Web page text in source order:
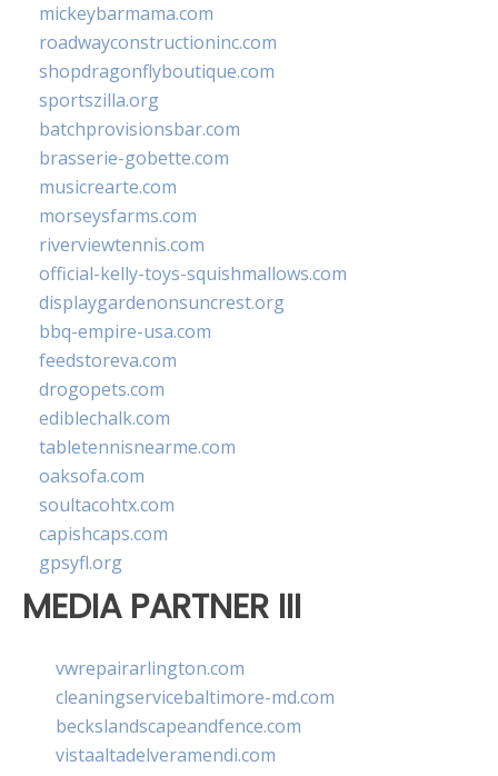
mickeybarmama.com
roadwayconstructioninc.com
shopdragonflyboutique.com
sportszilla.org
batchprovisionsbar.com
brasserie-gobette.com
musicrearte.com
morseysfarms.com
riverviewtennis.com
official-kelly-toys-squishmallows.com
displaygardenonsuncrest.org
bbq-empire-usa.com
feedstoreva.com
drogopets.com
ediblechalk.com
tabletennisnearme.com
oaksofa.com
soultacohtx.com
capishcaps.com
gpsyfl.org
MEDIA PARTNER III
vwrepairarlington.com
cleaningservicebaltimore-md.com
beckslandscapeandfence.com
vistaaltadelveramendi.com